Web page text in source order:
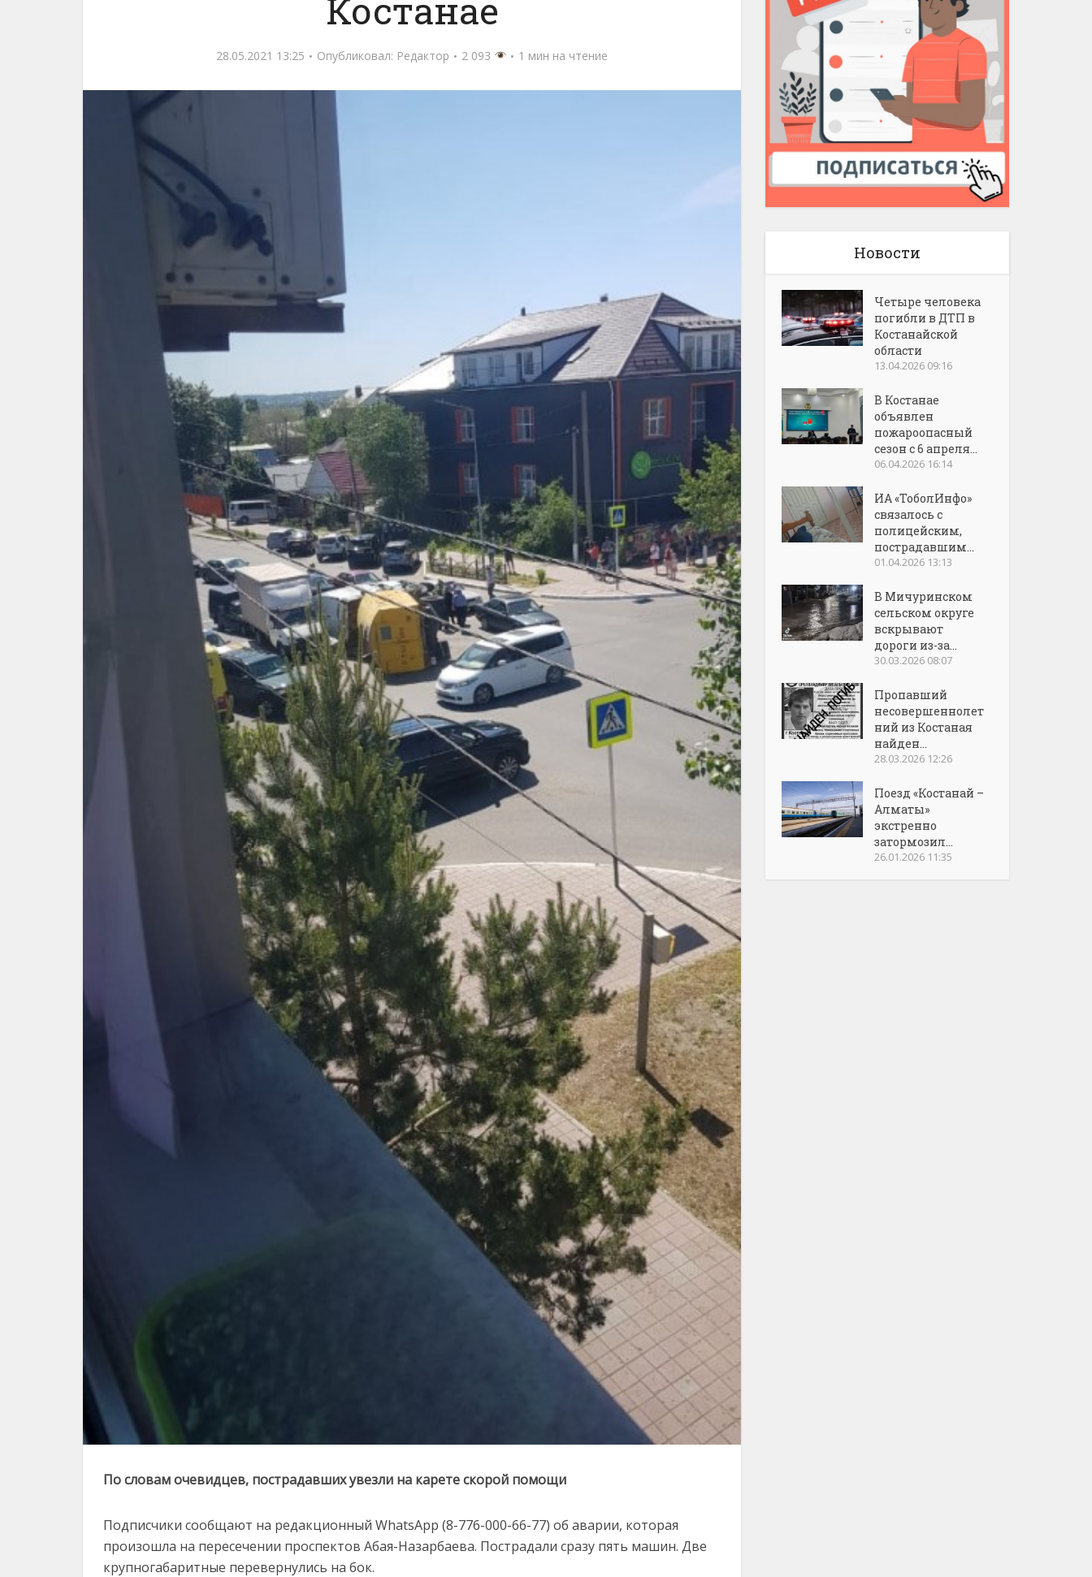
Костанае
28.05.2021 13:25 Опубликовал: Редактор 2 093 1 мин на чтение
По словам очевидцев, пострадавших увезли на карете скорой помощи
Подписчики сообщают на редакционный WhatsApp (8-776-000-66-77) об аварии, которая
произошла на пересечении проспектов Абая-Назарбаева. Пострадали сразу пять машин. Две
крупногабаритные перевернулись на бок.
Новости
Четыре человека
погибли в ДТП в
Костанайской
области
13.04.2026 09:16
В Костанае
объявлен
пожароопасный
сезон с 6 апреля...
06.04.2026 16:14
ИА «ТоболИнфо»
связалось с
полицейским,
пострадавшим...
01.04.2026 13:13
В Мичуринском
сельском округе
вскрывают
дороги из-за...
30.03.2026 08:07
Пропавший
несовершеннолет
ний из Костаная
найден...
28.03.2026 12:26
Поезд «Костанай –
Алматы»
экстренно
затормозил...
26.01.2026 11:35